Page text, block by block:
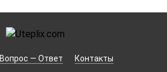
Вопрос — Ответ Контакты